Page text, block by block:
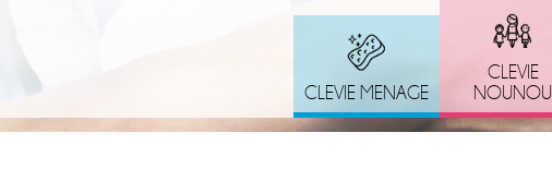
CLEVIE MENAGE
CLEVIE
NOUNOU